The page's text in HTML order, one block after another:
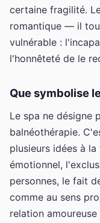
certaine fragilité.
romantique — il
vulnérable :
l'honnêteté de le
Que symbolise
Le spa ne désigne
balnéothérapie.
plusieurs idées à
émotionnel,
personnes, le fait
comme au sens
relation